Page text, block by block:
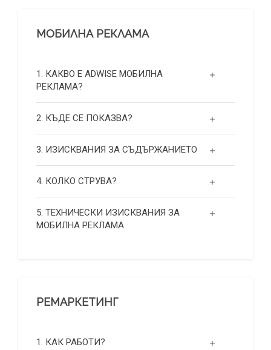
МОБИЛНА РЕКЛАМА
1. КАКВО Е ADWISE МОБИЛНА
РЕКЛАМА?
2. КЪДЕ СЕ ПОКАЗВА?
3. ИЗИСКВАНИЯ ЗА СЪДЪРЖАНИЕТО
4. КОЛКО СТРУВА?
5. ТЕХНИЧЕСКИ ИЗИСКВАНИЯ ЗА
МОБИЛНА РЕКЛАМА
РЕМАРКЕТИНГ
1. КАК РАБОТИ?